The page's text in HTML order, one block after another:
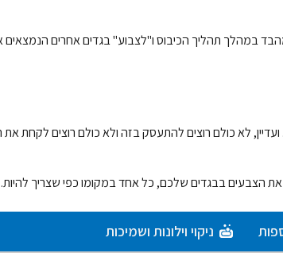
במהלך תהליך הכיבוס ו"לצבוע" בגדים אחרים הנמצאים
לא כולם רוצים להתעסק בזה ולא כולם רוצים לקחת את
את הצבעים בבגדים שלכם, כל אחד במקומו כפי שצריך להיות.
ניקוי וילונות ושמיכות